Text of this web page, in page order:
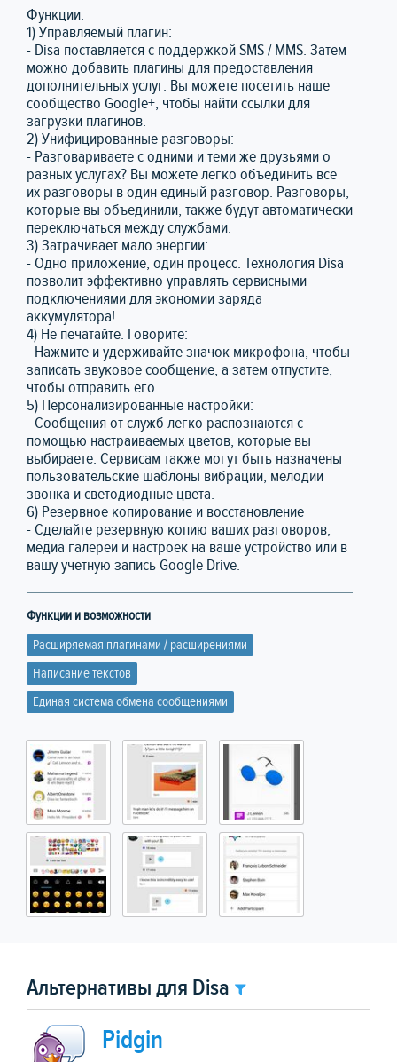
Функции:
1) Управляемый плагин:
- Disa поставляется с поддержкой SMS / MMS. Затем
можно добавить плагины для предоставления
дополнительных услуг. Вы можете посетить наше
сообщество Google+, чтобы найти ссылки для
загрузки плагинов.
2) Унифицированные разговоры:
- Разговариваете с одними и теми же друзьями о
разных услугах? Вы можете легко объединить все
их разговоры в один единый разговор. Разговоры,
которые вы объединили, также будут автоматически
переключаться между службами.
3) Затрачивает мало энергии:
- Одно приложение, один процесс. Технология Disa
позволит эффективно управлять сервисными
подключениями для экономии заряда
аккумулятора!
4) Не печатайте. Говорите:
- Нажмите и удерживайте значок микрофона, чтобы
записать звуковое сообщение, а затем отпустите,
чтобы отправить его.
5) Персонализированные настройки:
- Сообщения от служб легко распознаются с
помощью настраиваемых цветов, которые вы
выбираете. Сервисам также могут быть назначены
пользовательские шаблоны вибрации, мелодии
звонка и светодиодные цвета.
6) Резервное копирование и восстановление
- Сделайте резервную копию ваших разговоров,
медиа галереи и настроек на ваше устройство или в
вашу учетную запись Google Drive.
Функции и возможности
Расширяемая плагинами / расширениями
Написание текстов
Единая система обмена сообщениями
Альтернативы для Disa
Pidgin